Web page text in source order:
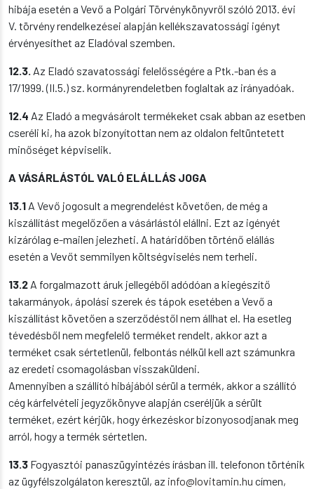
hibája esetén a Vevő a Polgári Törvénykönyvről szóló 2013. évi
V. törvény rendelkezései alapján kellékszavatossági igényt
érvényesíthet az Eladóval szemben.
12.3. Az Eladó szavatossági felelősségére a Ptk.-ban és a
17/1999. (II.5.) sz. kormányrendeletben foglaltak az irányadóak.
12.4 Az Eladó a megvásárolt termékeket csak abban az esetben
cseréli ki, ha azok bizonyítottan nem az oldalon feltüntetett
minőséget képviselik.
A VÁSÁRLÁSTÓL VALÓ ELÁLLÁS JOGA
13.1 A Vevő jogosult a megrendelést követően, de még a
kiszállítást megelőzően a vásárlástól elállni. Ezt az igényét
kizárólag e-mailen jelezheti. A határidőben történő elállás
esetén a Vevőt semmilyen költségviselés nem terheli.
13.2 A forgalmazott áruk jellegéből adódóan a kiegészítő
takarmányok, ápolási szerek és tápok esetében a Vevő a
kiszállítást követően a szerződéstől nem állhat el. Ha esetleg
tévedésből nem megfelelő terméket rendelt, akkor azt a
terméket csak sértetlenül, felbontás nélkül kell azt számunkra
az eredeti csomagolásban visszaküldeni.
Amennyiben a szállító hibájából sérül a termék, akkor a szállító
cég kárfelvételi jegyzőkönyve alapján cseréljük a sérült
terméket, ezért kérjük, hogy érkezéskor bizonyosodjanak meg
arról, hogy a termék sértetlen.
13.3 Fogyasztói panaszügyintézés írásban ill. telefonon történik
az ügyfélszolgálaton keresztül, az info@lovitamin.hu címen,